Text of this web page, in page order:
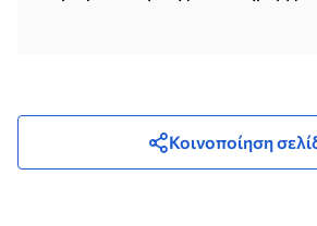
Κοινοποίηση